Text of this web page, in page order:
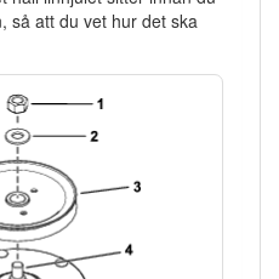
så att du vet hur det ska